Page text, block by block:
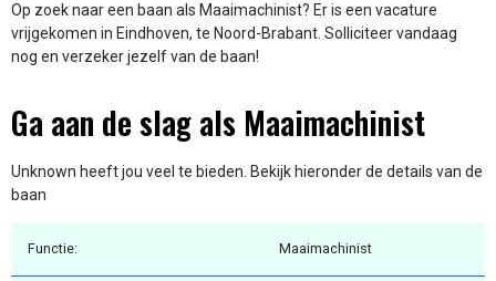
Op zoek naar een baan als Maaimachinist? Er is een vacature
vrijgekomen in Eindhoven, te Noord-Brabant. Solliciteer vandaag
nog en verzeker jezelf van de baan!
Ga aan de slag als Maaimachinist
Unknown heeft jou veel te bieden. Bekijk hieronder de details van de
baan
Functie: Maaimachinist